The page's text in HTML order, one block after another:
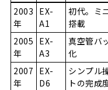
2003
年
EX-
A1
初代。ミ
搭載
2005
年
EX-
A3
真空管バ
化
2007
年
EX-
D6
シンプル
トの完成